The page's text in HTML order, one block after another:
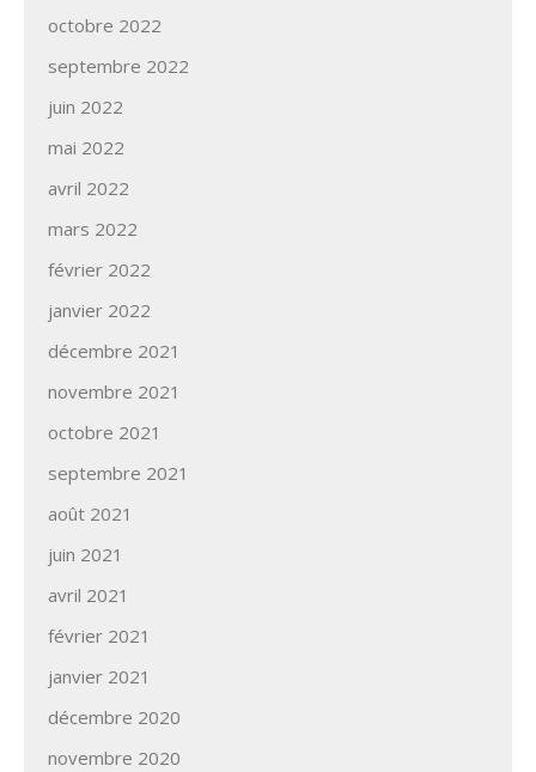
octobre 2022
septembre 2022
juin 2022
mai 2022
avril 2022
mars 2022
février 2022
janvier 2022
décembre 2021
novembre 2021
octobre 2021
septembre 2021
août 2021
juin 2021
avril 2021
février 2021
janvier 2021
décembre 2020
novembre 2020